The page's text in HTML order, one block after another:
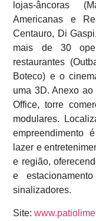
lojas-âncoras
Americanas e
Centauro, Di
mais de 30
restaurantes
Boteco) e o
uma 3D. Anexo
Office, torre
modulares.
empreendimento
lazer e
e região,
e
sinalizadores.
Site: